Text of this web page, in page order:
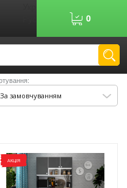
номер
0
За замовчуванням
АКЦІЯ